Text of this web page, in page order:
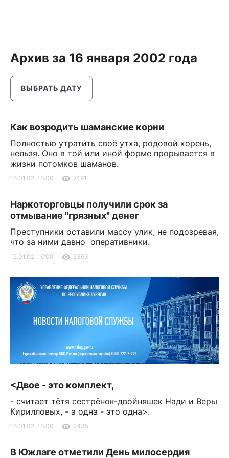
Архив за 16 января 2002 года
ВЫБРАТЬ ДАТУ
Как возродить шаманские корни
Полностью утратить своё утха, родовой корень,
нельзя. Оно в той или иной форме прорывается в
жизни потомков шаманов.
15.01.02, 16:00 7491
Наркоторговцы получили срок за
отмывание "грязных" денег
Преступники оставили массу улик, не подозревая,
что за ними давно оперативники.
15.01.02, 16:00 2363
<Двое - это комплект,
- считает тётя сестрёнок-двойняшек Нади и Веры
Кирилловых, - а одна - это одна>.
15.01.02, 16:00 2435
В Южлаге отметили День милосердия